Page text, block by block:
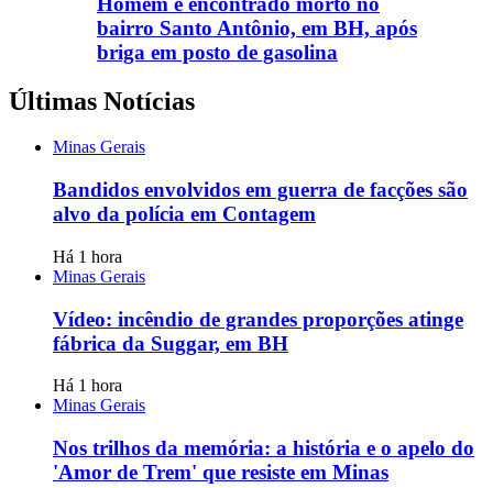
bairro Santo Antônio, em BH, após
briga em posto de gasolina
Últimas Notícias
Minas Gerais
Bandidos envolvidos em guerra de facções são
alvo da polícia em Contagem
Há 1 hora
Minas Gerais
Vídeo: incêndio de grandes proporções atinge
fábrica da Suggar, em BH
Há 1 hora
Minas Gerais
Nos trilhos da memória: a história e o apelo do
'Amor de Trem' que resiste em Minas